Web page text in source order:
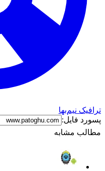
ترافیک نیم‌بها
پسورد فایل:
مطالب مشابه